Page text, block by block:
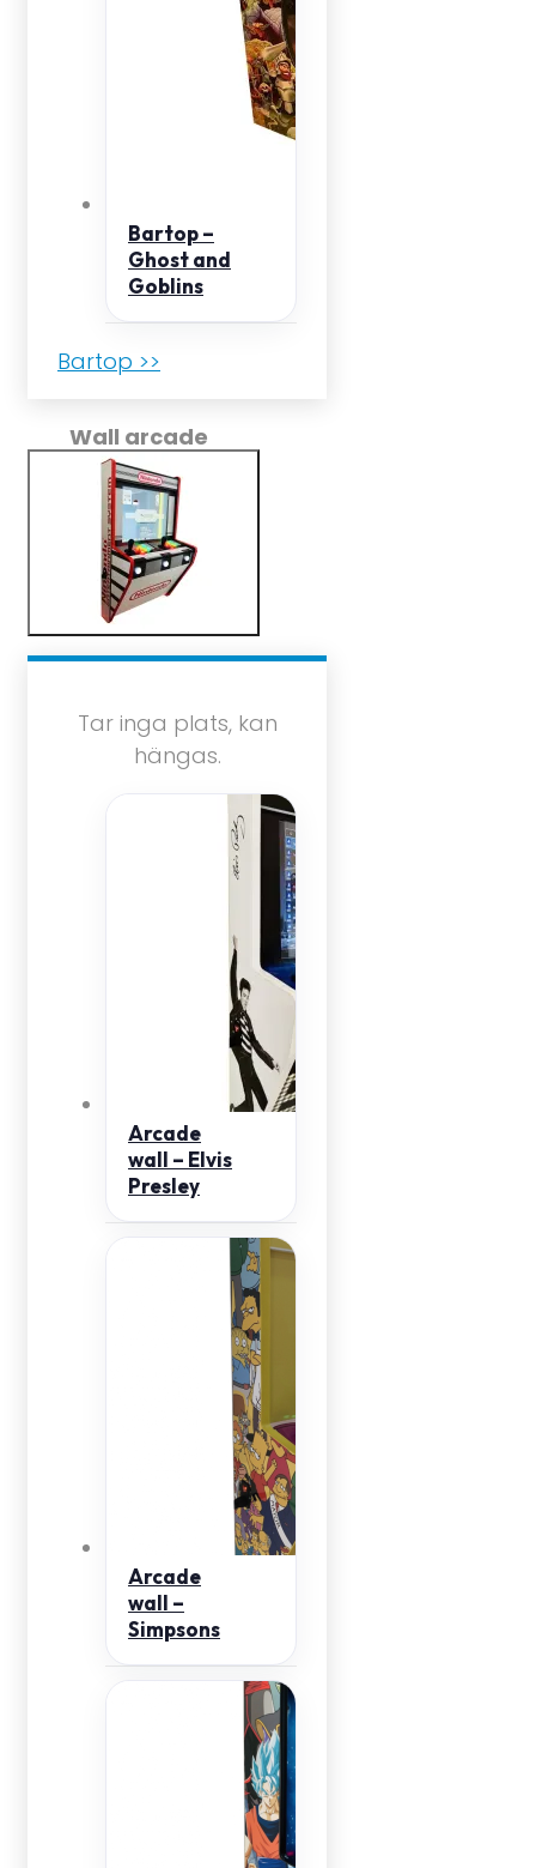
Bartop –
Ghost and
Goblins
Bartop >>
Wall arcade
Tar inga plats, kan
hängas.
Arcade
wall – Elvis
Presley
Arcade
wall –
Simpsons